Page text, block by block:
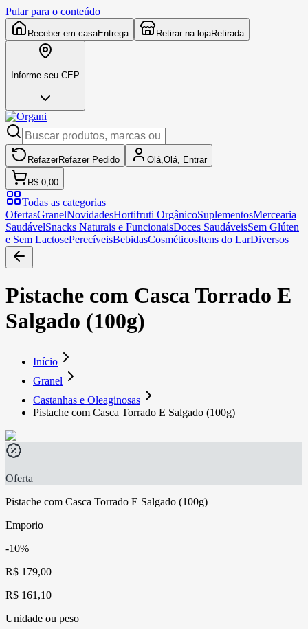
Pular para o conteúdo
Receber em casaEntrega Retirar na lojaRetirada
Informe seu CEP
RefazerRefazer Pedido Olá, Olá, Entrar
R$ 0,00
Todas as categorias
OfertasGranelNovidadesHortifruti OrgânicoSuplementosMercearia
SaudávelSnacks Naturais e FuncionaisDoces SaudáveisSem Glúten
e Sem LactosePerecíveisBebidasCosméticosItens do LarDiversos
Pistache com Casca Torrado E
Salgado (100g)
Início
Granel
Castanhas e Oleaginosas
Pistache com Casca Torrado E Salgado (100g)
Oferta
Pistache com Casca Torrado E Salgado (100g)
Emporio
-10%
R$ 179,00
R$ 161,10
Unidade ou peso